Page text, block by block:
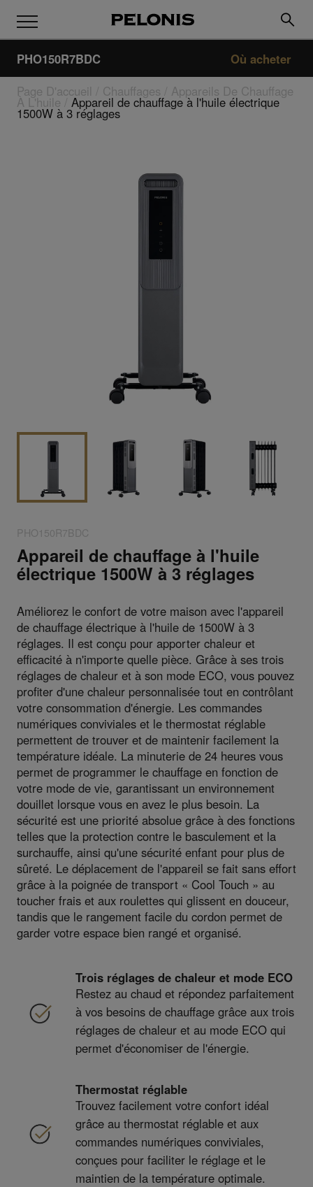
PHO150R7BDC
Où acheter
Page D'accueil
Chauffages Appareils De Chauffage
À L'huile Appareil de chauffage à l'huile électrique
1500W à 3 réglages
PHO150R7BDC
Appareil de chauffage à l'huile
électrique 1500W à 3 réglages
Améliorez le confort de votre maison avec l'appareil
de chauffage électrique à l'huile de 1500W à 3
réglages. Il est conçu pour apporter chaleur et
efficacité à n'importe quelle pièce. Grâce à ses trois
réglages de chaleur et à son mode ECO, vous pouvez
profiter d'une chaleur personnalisée tout en contrôlant
votre consommation d'énergie. Les commandes
numériques conviviales et le thermostat réglable
permettent de trouver et de maintenir facilement la
température idéale. La minuterie de 24 heures vous
permet de programmer le chauffage en fonction de
votre mode de vie, garantissant un environnement
douillet lorsque vous en avez le plus besoin. La
sécurité est une priorité absolue grâce à des fonctions
telles que la protection contre le basculement et la
surchauffe, ainsi qu'une sécurité enfant pour plus de
sûreté. Le déplacement de l'appareil se fait sans effort
grâce à la poignée de transport « Cool Touch » au
toucher frais et aux roulettes qui glissent en douceur,
tandis que le rangement facile du cordon permet de
garder votre espace bien rangé et organisé.
Trois réglages de chaleur et mode ECO
Restez au chaud et répondez parfaitement
à vos besoins de chauffage grâce aux trois
réglages de chaleur et au mode ECO qui
permet d'économiser de l'énergie.
Thermostat réglable
Trouvez facilement votre confort idéal
grâce au thermostat réglable et aux
commandes numériques conviviales,
conçues pour faciliter le réglage et le
maintien de la température optimale.